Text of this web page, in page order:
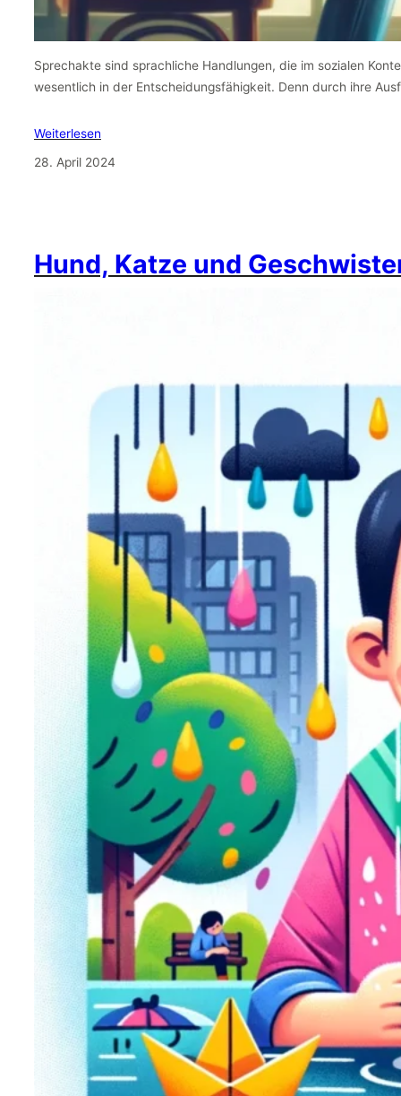
Sprechakte sind sprachliche Handlungen, die im sozialen
wesentlich in der Entscheidungsfähigkeit. Denn durch ihre
Weiterlesen
28. April 2024
Hund, Katze und